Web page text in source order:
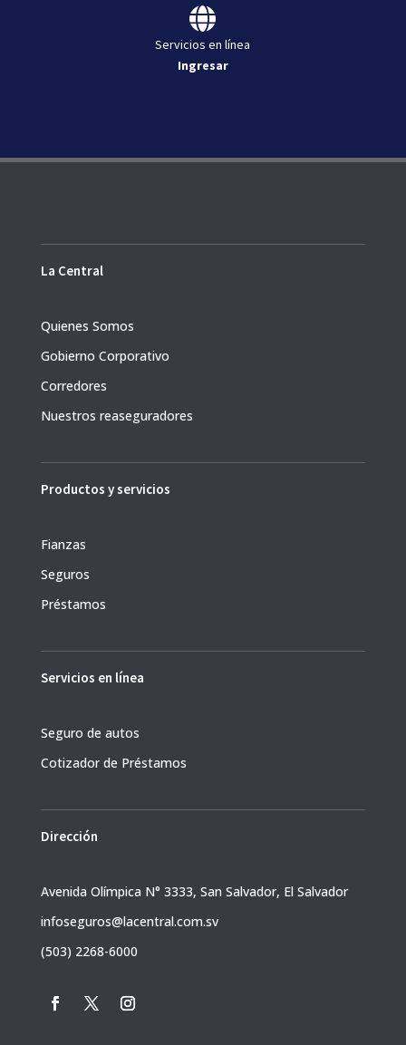

Servicios en línea
Ingresar
La Central
Quienes Somos
Gobierno Corporativo
Corredores
Nuestros reaseguradores
Productos y servicios
Fianzas
Seguros
Préstamos
Servicios en línea
Seguro de autos
Cotizador de Préstamos
Dirección
Avenida Olímpica N° 3333, San Salvador, El Salvador
infoseguros@lacentral.com.sv
(503) 2268-6000